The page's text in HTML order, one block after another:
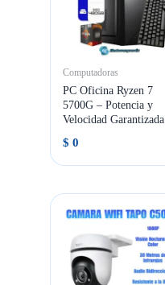
Computadoras
PC Oficina Ryzen 7
5700G – Potencia y
Velocidad Garantizada
$ 0